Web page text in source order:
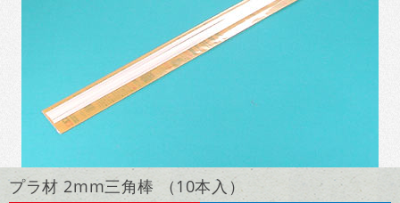
プラ材 2mm三角棒 （10本入）